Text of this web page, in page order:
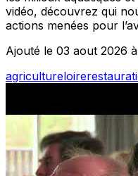
vidéo, découvrez qui
actions menées pour
Ajouté le 03 aout 2026 à
agricultureloire